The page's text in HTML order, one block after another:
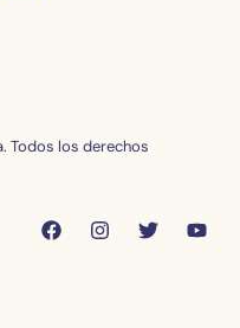
Todos los derechos